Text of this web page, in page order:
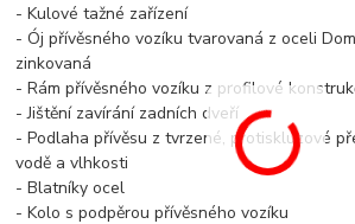
- Kulové tažné zařízení
- Ójpřívěsného vozíku tvarovaná z oceli
zinkovaná
- Rámpřívěsného vozíku z profilové
- Jištění zavírání zadních dveří
- Podlahapřívěsu z tvrzené, protiskluzové
vodě a vlhkosti
- Blatníky ocel
- Kolo s podpěroupřívěsného vozíku